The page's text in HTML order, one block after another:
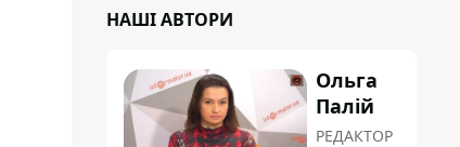
НАШІ АВТОРИ
Ольга
Палій
РЕДАКТОР